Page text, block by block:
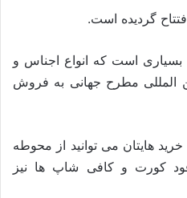
بسیاری است که انواع اجناس و
المللی مطرح جهانی به فروش
هایتان می توانید از محوطه
کورت و کافی شاپ ها نیز